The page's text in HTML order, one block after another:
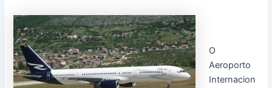
O
Aeroporto
Internacion